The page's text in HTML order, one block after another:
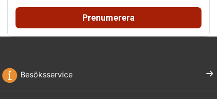
Prenumerera
Besöksservice